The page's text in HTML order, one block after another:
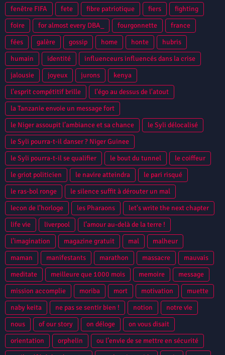
fenêtre FIFA fete fibre patriotique fiers
fighting
foire
for almost every DBA_ fourgonnette
france
fées
galère gossip home honte
hubris
humain
identité
influenceurs influencés dans la crise
jalousie
joyeux jurons
kenya
l'esprit compétitif brille
l'égo au dessus de l'atout
la Tanzanie envoie un message fort
le Niger assoupit l’ambiance et sa chance
le Syli délocalisé
le Syli pourra-t-il danser ? Niger Guinee
le Syli pourra-t-il se qualifier
le bout du tunnel
le coiffeur
le griot politicien
le navire atteindra
le pari risqué
le ras-bol ronge
le silence suffit à dérouter un mal
lecon de l'horloge
les Pharaons
let's write the next chapter
life vie
liverpool
l’amour au-delà de la terre !
l’imagination
magazine gratuit mal
malheur
maman
manifestants marathon massacre
mauvais
meditate
meilleure que 1000 mois memoire
message
mission accomplie
moriba mort motivation
muette
naby keita
ne pas se sentir bien ! notion
notre vie
nous
of our story on déloge
on vous disait
orientation
orphelin
ou l’envie de se mettre en sécurité